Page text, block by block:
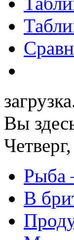
Вы
Рыба
В